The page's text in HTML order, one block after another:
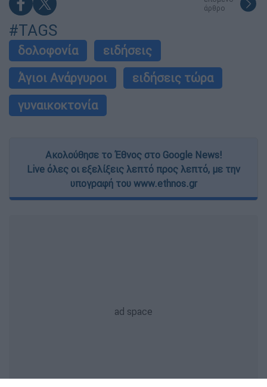
άρθρο
#TAGS
δολοφονία
ειδήσεις
Άγιοι Ανάργυροι
ειδήσεις τώρα
γυναικοκτονία
Ακολούθησε το Έθνος στο Google News!
Live όλες οι εξελίξεις λεπτό προς λεπτό, με την
υπογραφή του www.ethnos.gr